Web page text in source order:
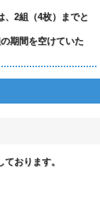
、2組（4枚）までと
期間を空けていた
おります。